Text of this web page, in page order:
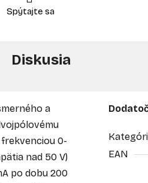
Diskusia
a
0-
nad 50 V)
po dobu 200
EAN